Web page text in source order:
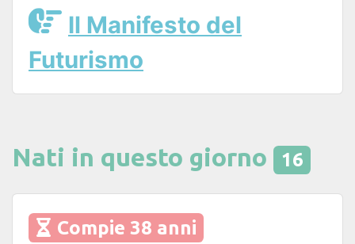
Il Manifesto del
Futurismo
Nati in questo giorno 16
Compie 38 anni